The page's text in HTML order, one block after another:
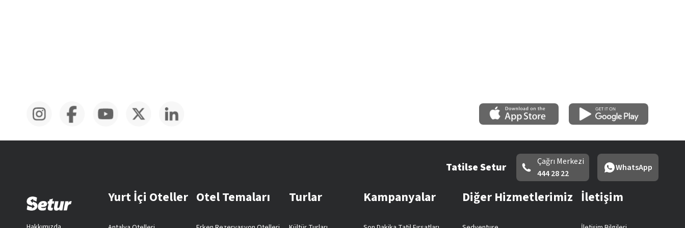
Tatilse Setur
Çağrı Merkezi
444 28 22
WhatsApp
Yurt İçi Oteller Otel Temaları Turlar Kampanyalar Diğer Hizmetlerimiz İletişim